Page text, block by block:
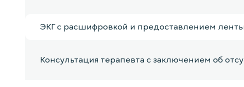
ЭКГ с расшифровкой и предоставлением
Консультация терапевта с заключением об